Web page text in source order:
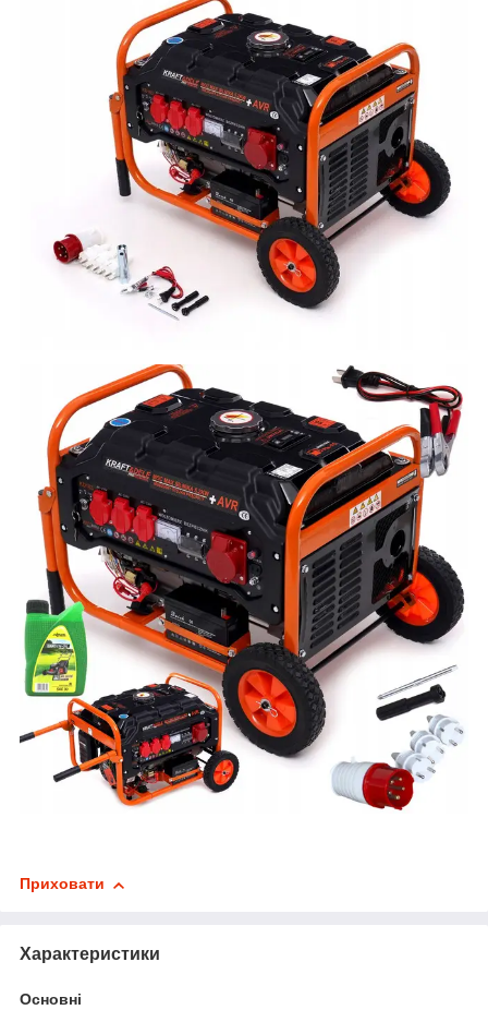
Приховати
Характеристики
Основні